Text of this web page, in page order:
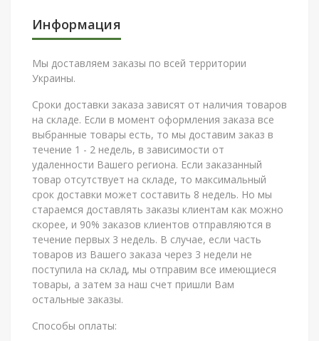
Информация
Мы доставляем заказы по всей территории
Украины.
Сроки доставки заказа зависят от наличия товаров
на складе. Если в момент оформления заказа все
выбранные товары есть, то мы доставим заказ в
течение 1 - 2 недель, в зависимости от
удаленности Вашего региона. Если заказанный
товар отсутствует на складе, то максимальный
срок доставки может составить 8 недель. Но мы
стараемся доставлять заказы клиентам как можно
скорее, и 90% заказов клиентов отправляются в
течение первых 3 недель. В случае, если часть
товаров из Вашего заказа через 3 недели не
поступила на склад, мы отправим все имеющиеся
товары, а затем за наш счет пришли Вам
остальные заказы.
Способы оплаты: